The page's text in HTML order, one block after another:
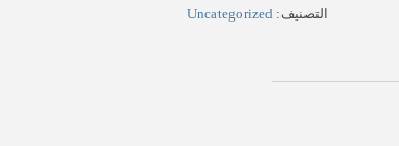
التصنيف: Uncategorized